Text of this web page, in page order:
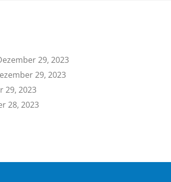
29, 2023
29, 2023
29, 2023
28, 2023